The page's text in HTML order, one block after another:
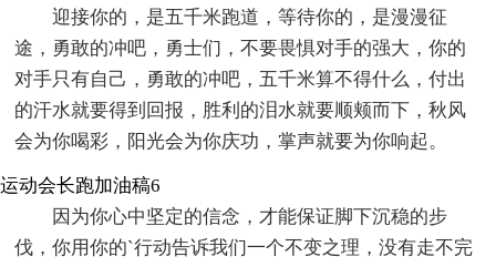
迎接你的，是五千米跑道，等待你的，是漫漫征
途，勇敢的冲吧，勇士们，不要畏惧对手的强大，你的
对手只有自己，勇敢的冲吧，五千米算不得什么，付出
的汗水就要得到回报，胜利的泪水就要顺颊而下，秋风
会为你喝彩，阳光会为你庆功，掌声就要为你响起。
运动会长跑加油稿6
因为你心中坚定的信念，才能保证脚下沉稳的步
伐，你用你的`行动告诉我们一个不变之理，没有走不完